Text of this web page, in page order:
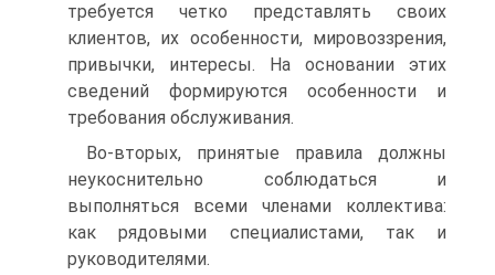
требуется четко представлять своих
клиентов, их особенности, мировоззрения,
привычки, интересы. На основании этих
сведений формируются особенности и
требования обслуживания.
Во-вторых, принятые правила должны
неукоснительно соблюдаться и
выполняться всеми членами коллектива:
как рядовыми специалистами, так и
руководителями.